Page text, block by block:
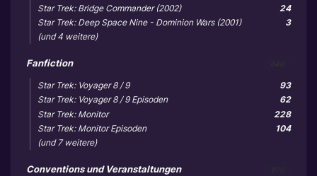
24
Star Trek: Bridge Commander (2002)
3
Star Trek: Deep Space Nine - Dominion Wars (2001)
(und 4 weitere)
Fanfiction
93
Star Trek: Voyager 8 / 9
62
Star Trek: Voyager 8 / 9 Episoden
228
Star Trek: Monitor
104
Star Trek: Monitor Episoden
(und 7 weitere)
Conventions und Veranstaltungen